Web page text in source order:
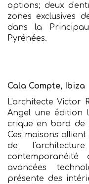
options; deux
zones exclusives
dans la
Pyrénées.
Cala Compte, Ibiza
L'architecte Victor
Angel une édition
crique en bord de
Ces maisons
de
contemporanéité
avancées
présente des